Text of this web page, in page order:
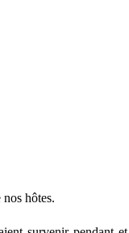
hôtes.